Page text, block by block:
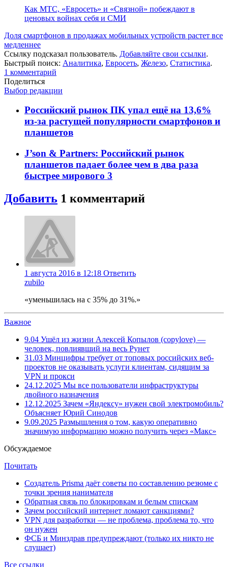
Как МТС, «Евросеть» и «Связной» побеждают в
ценовых войнах себя и СМИ
Доля смартфонов в продажах мобильных устройств растет все
медленнее
Ссылку подсказал пользователь. Добавляйте свои ссылки.
Быстрый поиск: Аналитика, Евросеть, Железо, Статистика.
1 комментарий
Поделиться
Выбор редакции
Российский рынок ПК упал ещё на 13,6%
из-за растущей популярности смартфонов и
планшетов
J’son & Partners: Российский рынок
планшетов падает более чем в два раза
быстрее мирового 3
Добавить 1 комментарий
1 августа 2016 в 12:18 Ответить
zubilo
«уменьшилась на c 35% до 31%.»
Важное
9.04 Ушёл из жизни Алексей Копылов (copylove) —
человек, повлиявший на весь Рунет
31.03 Минцифры требует от топовых российских веб-
проектов не оказывать услуги клиентам, сидящим за
VPN и прокси
24.12.2025 Мы все пользователи инфраструктуры
двойного назначения
12.12.2025 Зачем «Яндексу» нужен свой электромобиль?
Объясняет Юрий Синодов
9.09.2025 Размышления о том, какую оперативно
значимую информацию можно получить через «Макс»
Обсуждаемое
Почитать
Создатель Prisma даёт советы по составлению резюме с
точки зрения нанимателя
Обратная связь по блокировкам и белым спискам
Зачем российский интернет ломают санкциями?
VPN для разработки — не проблема, проблема то, что
он нужен
ФСБ и Минздрав предупреждают (только их никто не
слушает)
Все ссылки